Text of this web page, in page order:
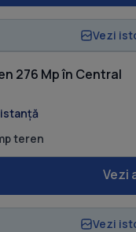
Vezi
276 Mp în Central
teren
Vezi
Vezi